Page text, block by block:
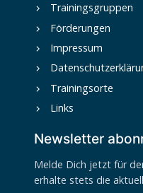
Trainingsgruppen
Förderungen
Impressum
Trainingsorte
Links
Newsletter
Melde Dich jetzt für
erhalte stets die